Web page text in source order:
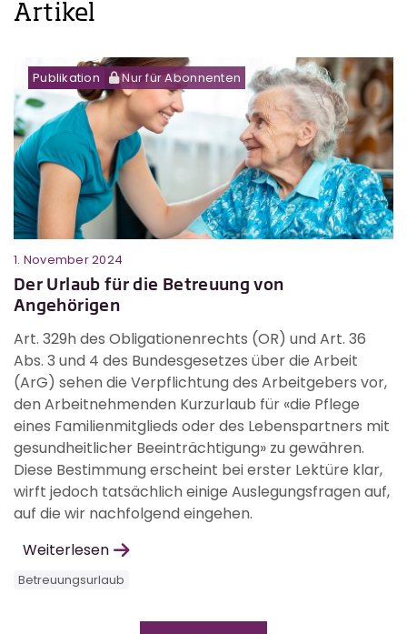
Artikel
Publikation Nur für Abonnenten
1. November 2024
Der Urlaub für die Betreuung von
Angehörigen
Art. 329h des Obligationenrechts (OR) und Art. 36
Abs. 3 und 4 des Bundesgesetzes über die Arbeit
(ArG) sehen die Verpflichtung des Arbeitgebers vor,
den Arbeitnehmenden Kurzurlaub für «die Pflege
eines Familienmitglieds oder des Lebenspartners mit
gesundheitlicher Beeinträchtigung» zu gewähren.
Diese Bestimmung erscheint bei erster Lektüre klar,
wirft jedoch tatsächlich einige Auslegungsfragen auf,
auf die wir nachfolgend eingehen.
Weiterlesen
Betreuungsurlaub